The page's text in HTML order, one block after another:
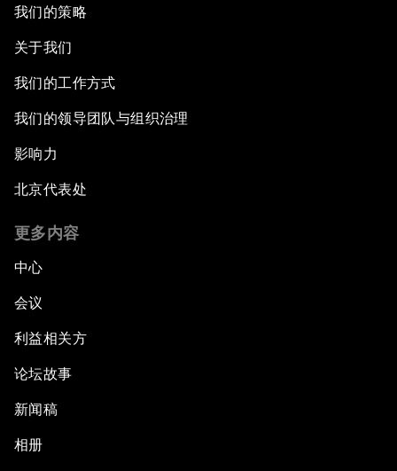
我们的策略
关于我们
我们的工作方式
我们的领导团队与组织治理
影响力
北京代表处
更多内容
中心
会议
利益相关方
论坛故事
新闻稿
相册